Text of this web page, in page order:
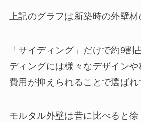
上記のグラフは新築時の外壁材
「サイディング」だけで約9割
ディングには様々なデザイン
費用が抑えられることで選ばれ
モルタル外壁は昔に比べると徐